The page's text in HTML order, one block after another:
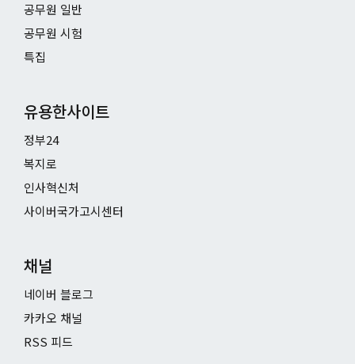
공무원 일반
공무원 시험
특집
유용한사이트
정부24
복지로
인사혁신처
사이버국가고시센터
채널
네이버 블로그
카카오 채널
RSS 피드